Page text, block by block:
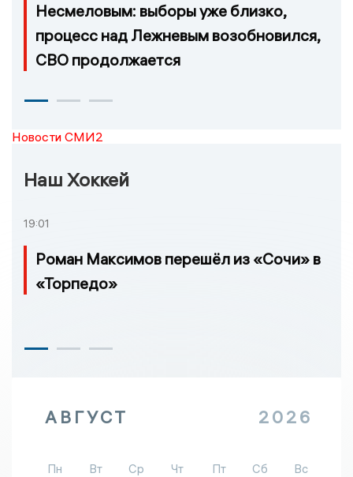
Несмеловым: выборы уже близко,
процесс над Лежневым возобновился,
СВО продолжается
Новости СМИ2
Наш Хоккей
19:01
Роман Максимов перешёл из «Сочи» в
«Торпедо»
АВГУСТ 2026
Пн Вт Ср Чт Пт Сб
Вс